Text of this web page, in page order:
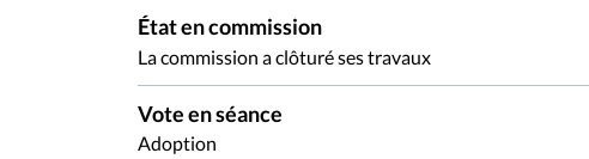
État en commission
La commission a clôturé ses travaux
Vote en séance
Adoption